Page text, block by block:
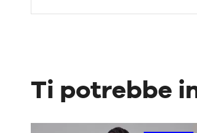
Ti potrebbe